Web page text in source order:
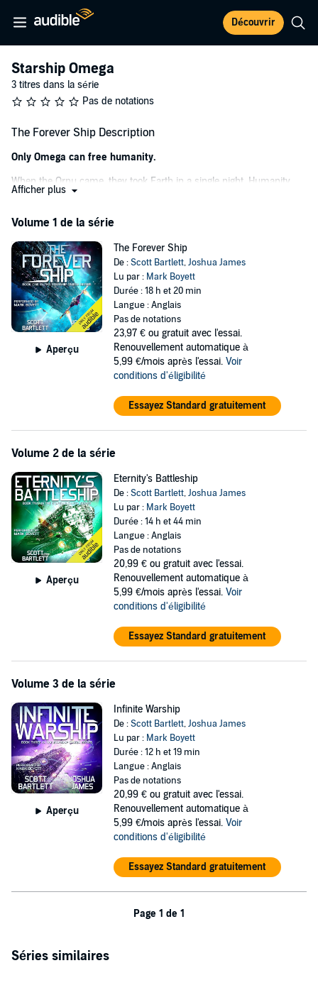
Découvrir
Starship Omega
3 titres dans la série
Pas de notations
The Forever Ship Description
Only Omega can free humanity.
When the Ornu came, they took Earth in a single night. Humanity
never stood a chance. Now, they force us to crew their ships and
to do their bidding, they’ll lay waste to our precious blue marble.
But when Captain Bill Henderson is sent to claim a small moon for
his masters, he finds something they never accounted for. An
ancient warship – a behemoth abandoned for millennia by a
species that reached its peak at the dawn of the universe.
Could this ship of ages be exactly what humanity needs to cast off
the shackles of their oppressors? Find out in Book 1 of Starship
Omega, an engrossing new military sci fi saga from bestselling
authors Scott Bartlett and Joshua James.
©2024 Scott Bartlett, Joshua James (P)2024 Scott Bartlett, Joshua
Afficher plus
Volume 1 de la série
Aperçu
The Forever Ship
De :Scott Bartlett,Joshua James
Lu par : Mark Boyett
Durée : 18 h et 20 min
Langue : Anglais
Pas de notations
23,97 € ou gratuit avec l'essai.
Renouvellement automatique à
5,99 €/mois après l'essai. Voir
conditions d'éligibilité
Essayez Standard gratuitement
Volume 2 de la série
Aperçu
Eternity's Battleship
De :Scott Bartlett,Joshua James
Lu par : Mark Boyett
Durée : 14 h et 44 min
Langue : Anglais
Pas de notations
20,99 € ou gratuit avec l'essai.
Renouvellement automatique à
5,99 €/mois après l'essai. Voir
conditions d'éligibilité
Essayez Standard gratuitement
Volume 3 de la série
Aperçu
Infinite Warship
De :Scott Bartlett,Joshua James
Lu par : Mark Boyett
Durée : 12 h et 19 min
Langue : Anglais
Pas de notations
20,99 € ou gratuit avec l'essai.
Renouvellement automatique à
5,99 €/mois après l'essai. Voir
conditions d'éligibilité
Essayez Standard gratuitement
Page 1 de 1
Séries similaires